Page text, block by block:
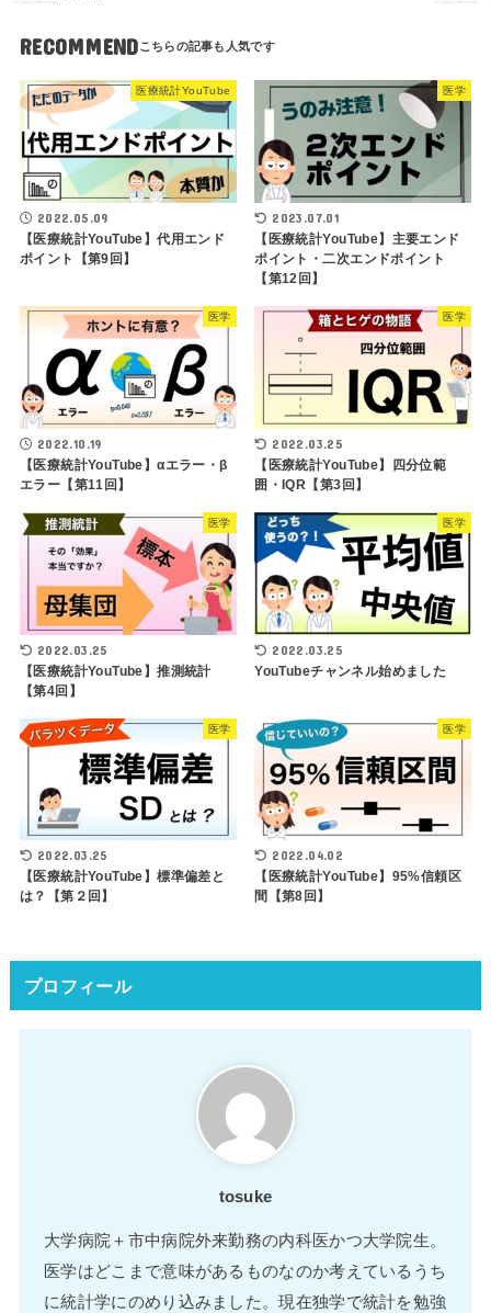
RECOMMEND
医療統計YouTube
2022.05.09
【医療統計YouTube】代用エンド
ポイント【第9回】
医学
2023.07.01
【医療統計YouTube】主要エンド
ポイント・二次エンドポイント
【第12回】
医学
2022.10.19
【医療統計YouTube】αエラー・β
エラー【第11回】
医学
2022.03.25
【医療統計YouTube】四分位範
囲・IQR【第3回】
医学
2022.03.25
【医療統計YouTube】推測統計
【第4回】
医学
2022.03.25
YouTubeチャンネル始めました
医学
2022.03.25
【医療統計YouTube】標準偏差と
は？【第２回】
医学
2022.04.02
【医療統計YouTube】95%信頼区
間【第8回】
プロフィール
tosuke
大学病院＋市中病院外来勤務の内科医かつ大学院生。
医学はどこまで意味があるものなのか考えているうち
に統計学にのめり込みました。現在独学で統計を勉強